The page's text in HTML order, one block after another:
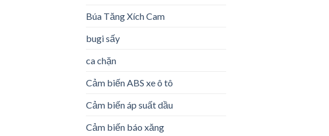
Búa Tăng Xích Cam
bugi sấy
ca chặn
Cảm biến ABS xe ô tô
Cảm biến áp suất dầu
Cảm biến báo xăng